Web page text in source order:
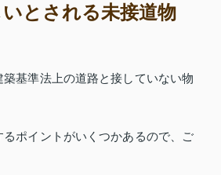
とされる未接道物
基準法上の道路と接していない物
ポイントがいくつかあるので、ご